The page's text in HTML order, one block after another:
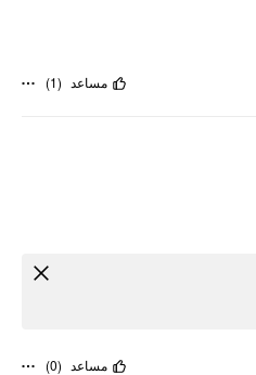
مساعد (
1
)
مساعد (
0
)